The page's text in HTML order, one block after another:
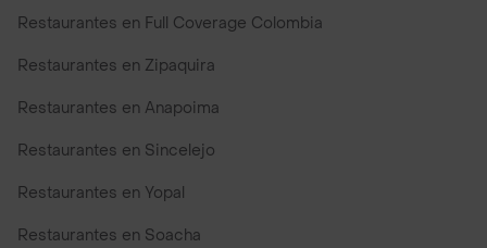
Restaurantes en Full Coverage Colombia
Restaurantes en Zipaquira
Restaurantes en Anapoima
Restaurantes en Sincelejo
Restaurantes en Yopal
Restaurantes en Soacha